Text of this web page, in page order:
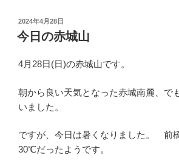
投
稿
日:
2024年4月28日
今日の赤城山
4月28日(日)の赤城山です。
朝から良い天気となった赤城南麓、で
いました。
ですが、今日は暑くなりました。 前
30℃だったようです。